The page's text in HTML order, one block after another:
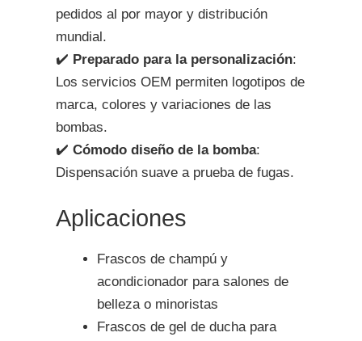
pedidos al por mayor y distribución
mundial.
✔️ Preparado para la personalización:
Los servicios OEM permiten logotipos de
marca, colores y variaciones de las
bombas.
✔️ Cómodo diseño de la bomba:
Dispensación suave a prueba de fugas.
Aplicaciones
Frascos de champú y
acondicionador para salones de
belleza o minoristas
Frascos de gel de ducha para